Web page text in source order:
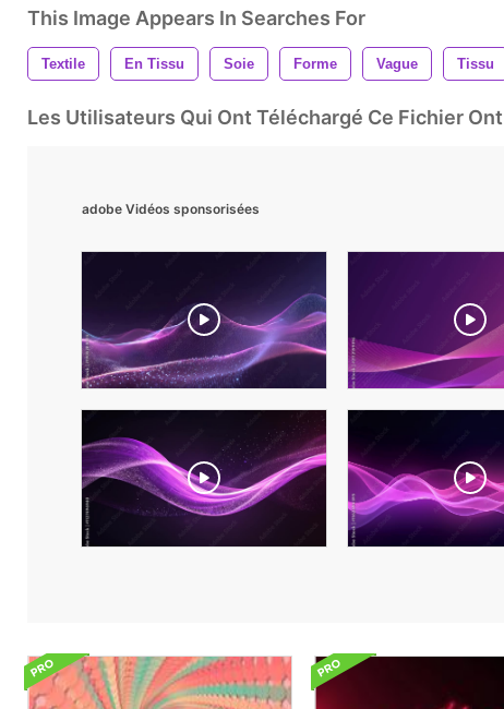
This Image Appears In Searches For
Textile En Tissu Soie Forme Vague Tissu
Les Utilisateurs Qui Ont Téléchargé Ce Fichier
adobe Vidéos sponsorisées